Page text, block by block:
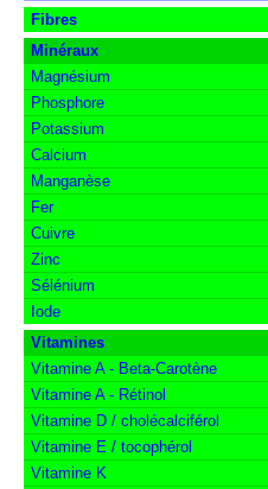
Fibres
Minéraux
Magnésium
Phosphore
Potassium
Calcium
Manganèse
Fer
Cuivre
Zinc
Sélénium
Iode
Vitamines
Vitamine A - Beta-Carotène
Vitamine A - Rétinol
Vitamine D / cholécalciférol
Vitamine E / tocophérol
Vitamine K